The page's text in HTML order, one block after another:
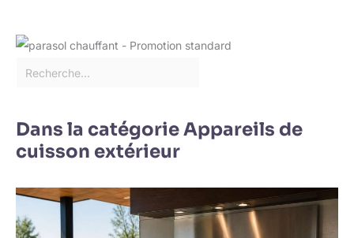
Dans la catégorie Appareils de
cuisson extérieur